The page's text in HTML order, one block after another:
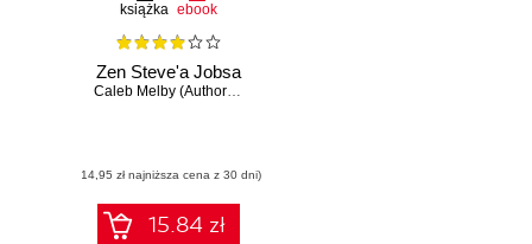
książka ebook
Zen Steve'a Jobsa
Caleb Melby (Author)
,Forbes LLC (Author)
(14,95 zł najniższa cena z 30 dni)
15.84 zł